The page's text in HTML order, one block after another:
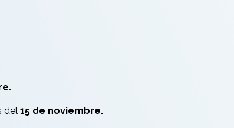
del 15 de noviembre.